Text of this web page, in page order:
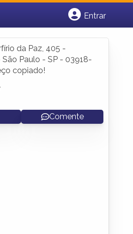
Entrar
da Paz, 405 -
Paulo - SP - 03918-
copiado!
Comente